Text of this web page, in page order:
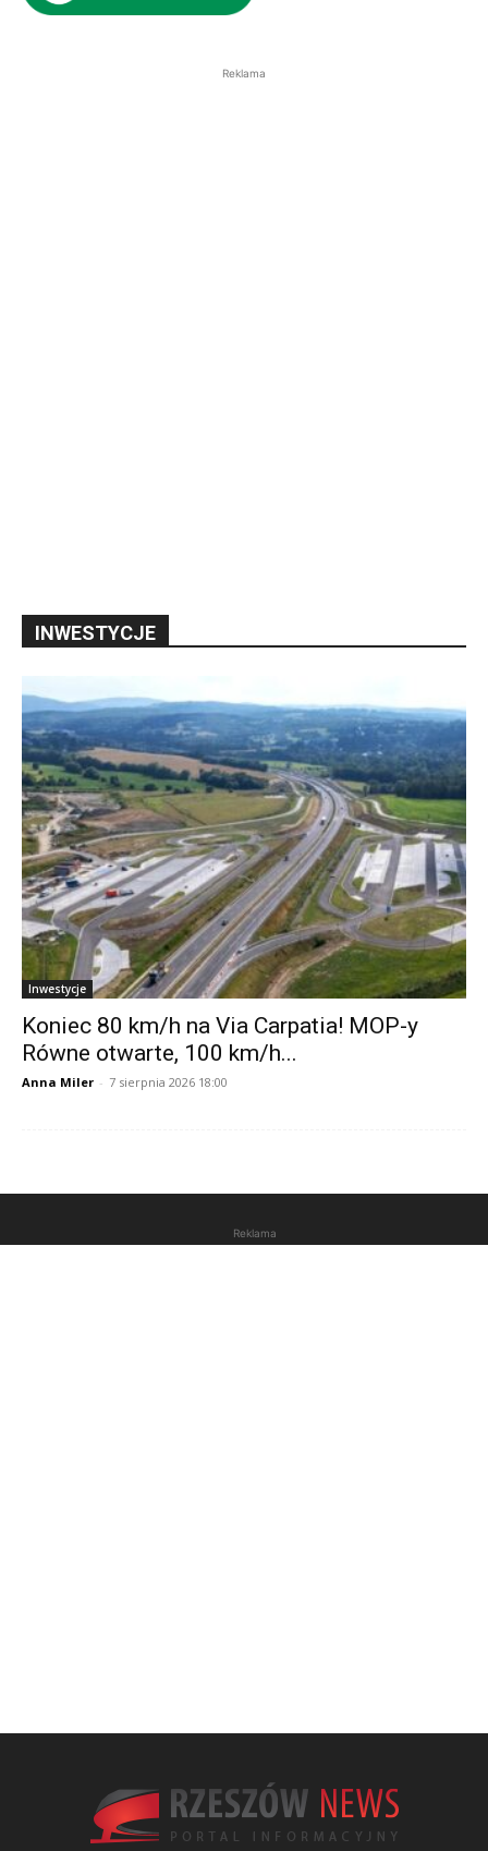
Reklama
INWESTYCJE
Inwestycje
Koniec 80 km/h na Via Carpatia! MOP-y
Równe otwarte, 100 km/h...
Anna Miler - 7 sierpnia 2026 18:00
Reklama